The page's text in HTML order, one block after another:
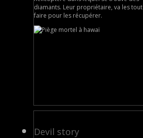
diamants. Leur propriétaire, va les tout
faire pour les récupérer.
Devil story